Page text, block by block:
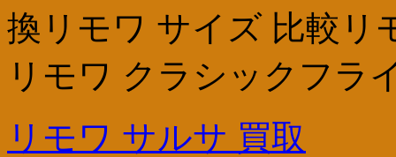
換リモワ サイズ 比較リ
リモワ クラシックフラ
リモワ サルサ 買取